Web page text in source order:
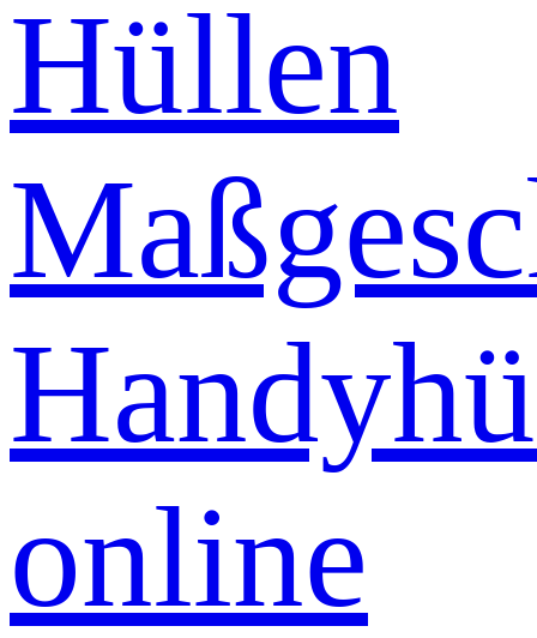
Hüllen
online